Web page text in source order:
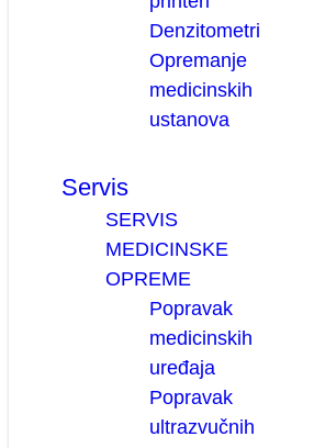
Denzitometri
Opremanje
medicinskih
ustanova
Servis
SERVIS
MEDICINSKE
OPREME
Popravak
medicinskih
uređaja
Popravak
ultrazvučnih